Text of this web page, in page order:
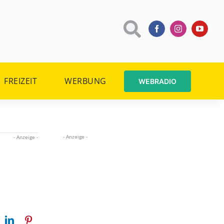
FREIZEIT WERBUNG WEBRADIO
- Anzeige - - Anzeige -